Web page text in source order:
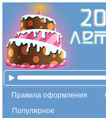
Правила оформления
Популярное